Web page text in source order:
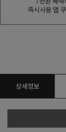
상세정보